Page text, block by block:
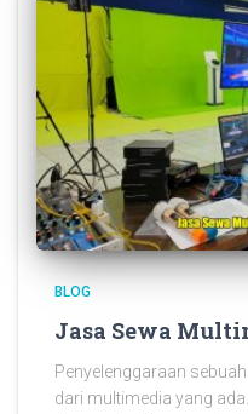
BLOG
Jasa Sewa
Penyelenggaraan
dari multimedia yang